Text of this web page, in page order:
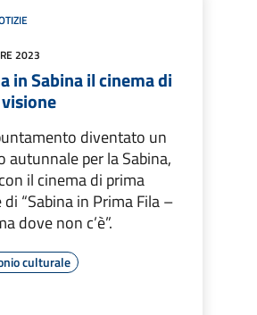
2023
in Sabina il cinema di
diventato un
autunnale per la Sabina,
il cinema di prima
“Sabina in Prima Fila –
dove non c’è”.
culturale